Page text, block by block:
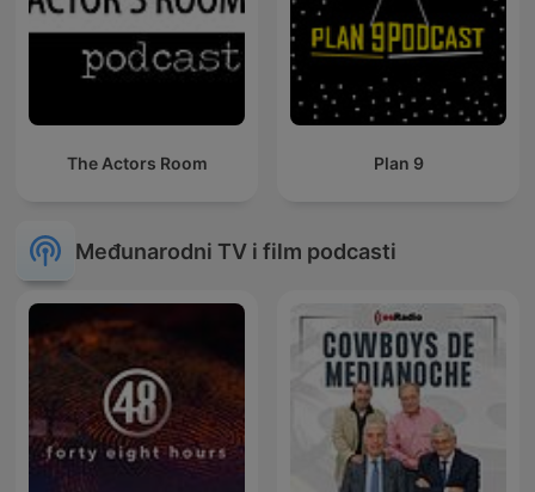
The Actors Room Plan 9
Međunarodni TV i film podcasti